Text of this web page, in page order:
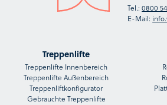
Tel.:0800
E-Mail:
Treppenlifte
Treppenlifte Innenbereich
Treppenlifte Außenbereich
Treppenliftkonfigurator
Gebrauchte Treppenlifte